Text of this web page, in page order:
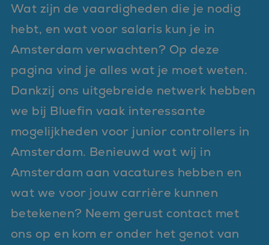
Wat zijn de vaardigheden die je nodig
hebt, en wat voor salaris kun je in
Amsterdam verwachten? Op deze
pagina vind je alles wat je moet weten.
Dankzij ons uitgebreide netwerk hebben
we bij Bluefin vaak interessante
mogelijkheden voor junior controllers in
Amsterdam. Benieuwd wat wij in
Amsterdam aan vacatures hebben en
wat we voor jouw carrière kunnen
betekenen? Neem gerust contact met
ons op en kom er onder het genot van